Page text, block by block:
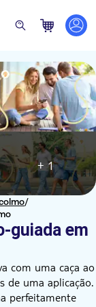
/
guiada em
+ 1
com uma caça ao
de uma aplicação.
perfeitamente